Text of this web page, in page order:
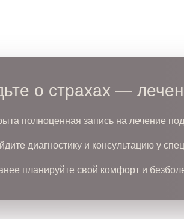
о страхах —
полноценная запись на лечение
диагностику и консультацию у
планируйте свой комфорт и